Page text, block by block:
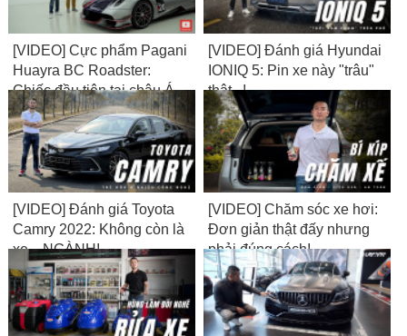
[VIDEO] Cực phẩm Pagani
Huayra BC Roadster:
Chiếc đầu tiên tại châu Á,
có tiền chưa chắc mua
được
[VIDEO] Đánh giá Hyundai
IONIQ 5: Pin xe này "trâu"
thật...!
[VIDEO] Đánh giá Toyota
Camry 2022: Không còn là
xe... NGÀNH!
[VIDEO] Chăm sóc xe hơi:
Đơn giản thật đấy nhưng
phải đúng cách!